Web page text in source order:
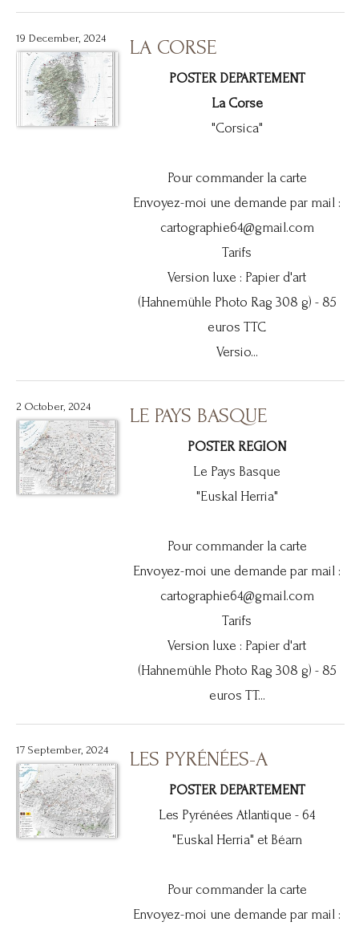
19 December, 2024 LA CORSE
POSTER DEPARTEMENT
La Corse
"Corsica"
Pour commander la carte
Envoyez-moi une demande par mail :
cartographie64@gmail.com
Tarifs
Version luxe : Papier d'art
(Hahnemühle Photo Rag 308 g) - 85
euros TTC
Versio...
2 October, 2024 LE PAYS BASQUE
POSTER REGION
Le Pays Basque
"Euskal Herria"
Pour commander la carte
Envoyez-moi une demande par mail :
cartographie64@gmail.com
Tarifs
Version luxe : Papier d'art
(Hahnemühle Photo Rag 308 g) - 85
euros TT...
17 September, 2024 LES PYRÉNÉES-A
POSTER DEPARTEMENT
Les Pyrénées Atlantique - 64
"Euskal Herria" et Béarn
Pour commander la carte
Envoyez-moi une demande par mail :